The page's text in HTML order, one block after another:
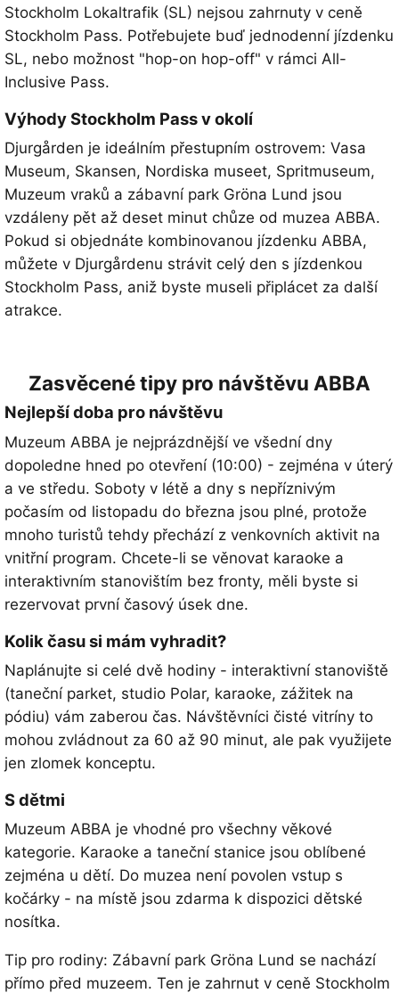
Stockholm Lokaltrafik (SL) nejsou zahrnuty v ceně
Stockholm Pass. Potřebujete buď jednodenní jízdenku
SL, nebo možnost "hop-on hop-off" v rámci All-
Inclusive Pass.
Výhody Stockholm Pass v okolí
Djurgården je ideálním přestupním ostrovem: Vasa
Museum, Skansen, Nordiska museet, Spritmuseum,
Muzeum vraků a zábavní park Gröna Lund jsou
vzdáleny pět až deset minut chůze od muzea ABBA.
Pokud si objednáte kombinovanou jízdenku ABBA,
můžete v Djurgårdenu strávit celý den s jízdenkou
Stockholm Pass, aniž byste museli připlácet za další
atrakce.
Zasvěcené tipy pro návštěvu ABBA
Nejlepší doba pro návštěvu
Muzeum ABBA je nejprázdnější ve všední dny
dopoledne hned po otevření (10:00) - zejména v úterý
a ve středu. Soboty v létě a dny s nepříznivým
počasím od listopadu do března jsou plné, protože
mnoho turistů tehdy přechází z venkovních aktivit na
vnitřní program. Chcete-li se věnovat karaoke a
interaktivním stanovištím bez fronty, měli byste si
rezervovat první časový úsek dne.
Kolik času si mám vyhradit?
Naplánujte si celé dvě hodiny - interaktivní stanoviště
(taneční parket, studio Polar, karaoke, zážitek na
pódiu) vám zaberou čas. Návštěvníci čisté vitríny to
mohou zvládnout za 60 až 90 minut, ale pak využijete
jen zlomek konceptu.
S dětmi
Muzeum ABBA je vhodné pro všechny věkové
kategorie. Karaoke a taneční stanice jsou oblíbené
zejména u dětí. Do muzea není povolen vstup s
kočárky - na místě jsou zdarma k dispozici dětské
nosítka.
Tip pro rodiny: Zábavní park Gröna Lund se nachází
přímo před muzeem. Ten je zahrnut v ceně Stockholm